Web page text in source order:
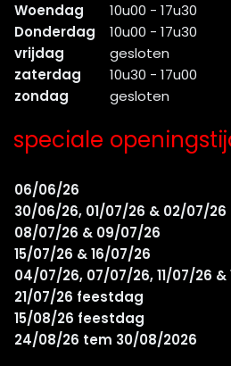
Woendag
10u00 - 17u30
Donderdag
10u00 - 17u30
vrijdag
gesloten
zaterdag
10u30 - 17u00
zondag
gesloten
speciale
06/06/26
30/06/26, 01/07/26 & 02/07/26
08/07/26 & 09/07/26
15/07/26 & 16/07/26
04/07/26, 07/07/26, 11/07/26 &
21/07/26 feestdag
15/08/26 feestdag
24/08/26 tem 30/08/2026